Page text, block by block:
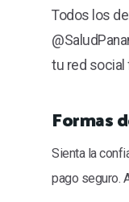
Todos los
tu red social
Formas
Sienta la
pago seguro.